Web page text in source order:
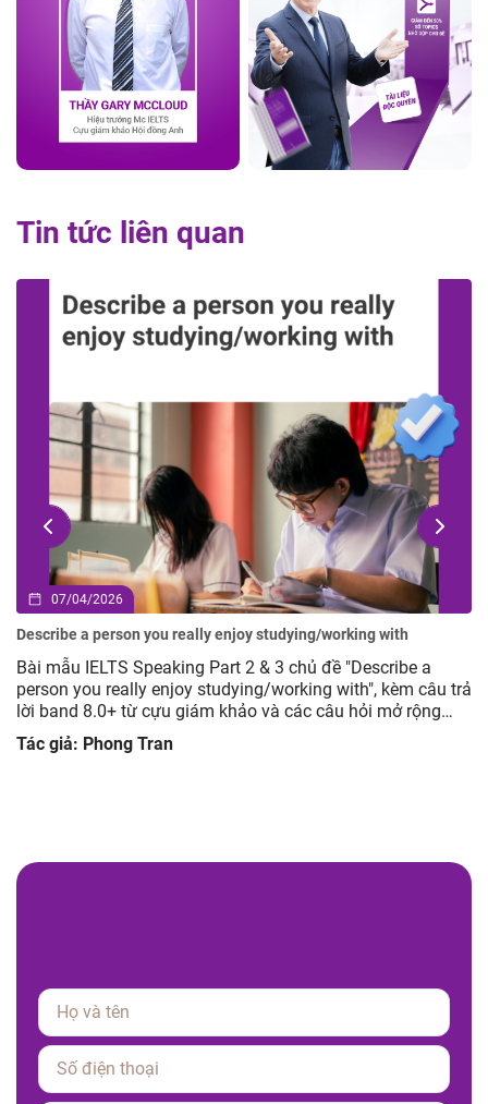
Tin tức liên quan
a
câu trả
02/04/2026
Describe an advertisement you have seen but you did not
Bài mẫu IELTS Speaking Part 2 & 3 chủ đề Describe
advertisement you have seen but you did not like,
trả lời band 8.0+ từ cựu giám khảo và các câu hỏi
giúp luyện tập hiệu quả.
Tác giả: Phong Tran